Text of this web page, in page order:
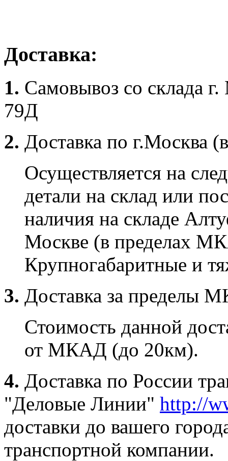
Доставка:
1. Самовывоз со склада
79Д
2. Доставка по г.Москва
Осуществляется на
детали на склад или
наличия на складе
Москве (в пределах
Крупногабаритные и
3. Доставка за пределы
Стоимость данной
от МКАД (до 20км).
4. Доставка по России
"Деловые Линии" http://
доставки до вашего
транспортной компании.